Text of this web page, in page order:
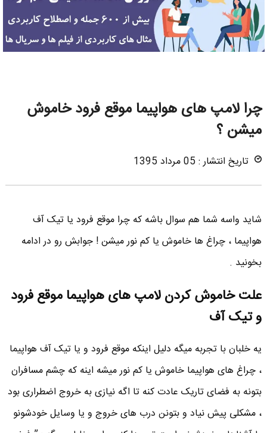
چرا لامپ های هواپیما موقع فرود خاموش
میشن ؟
تاریخ انتشار : 05 مرداد 1395
شاید واسه شما هم سوال باشه که چرا موقع فرود یا تیک آف
هواپیما ، چراغ ها خاموش یا کم نور میشن ! جوابش رو در ادامه
بخونید .
علت خاموش کردن لامپ های هواپیما موقع فرود
و تیک آف
یه خلبان با تجربه میگه دلیل اینکه موقع فرود و یا تیک آف هواپیما
، چراغ های هواپیما خاموش یا کم نور میشه اینه که چشم مسافران
بتونه به فضای تاریک عادت کنه تا اگه نیازی به خروج اضطراری بود
، مشکلی پیش نیاد و بتونن درب های خروج و یا وسایل خودشونو